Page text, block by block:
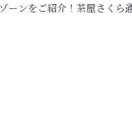
ーンをご紹介！茶屋さくら